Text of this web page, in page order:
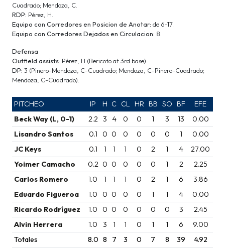
Cuadrado; Mendoza, C.
RDP: Pérez, H.
Equipo con Corredores en Posicion de Anotar: de 6-17.
Equipo con Corredores Dejados en Circulacion: 8.
Defensa
Outfield assists: Pérez, H (Bericoto at 3rd base).
DP: 3 (Pinero-Mendoza, C-Cuadrado; Mendoza, C-Pinero-Cuadrado;
Mendoza, C-Cuadrado).
PITCHEO IP H C CL HR BB SO BF
EFE
Beck Way (L, 0-1)
2.2 3 4 0 0 1 3 13
0.00
Lisandro Santos
0.1 0 0 0 0 0 0 1
0.00
JC Keys
0.1 1 1 1 0 2 1 4
27.00
Yoimer Camacho
0.2 0 0 0 0 0 1 2
2.25
Carlos Romero
1.0 1 1 1 0 2 1 6
3.86
Eduardo Figueroa
1.0 0 0 0 0 1 1 4
0.00
Ricardo Rodríguez
1.0 0 0 0 0 0 0 3
2.45
Alvin Herrera
1.0 3 1 1 0 1 1 6
9.00
Totales
8.0 8 7 3 0 7 8 39 4.92